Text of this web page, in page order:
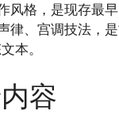
风格，是现存最
律、宫调技法，
本。
容